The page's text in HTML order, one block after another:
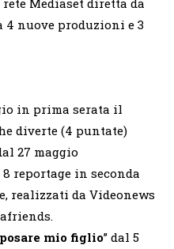
4 nuove produzioni e 3
in prima serata il
diverte (4 puntate)
27 maggio
reportage in seconda
realizzati da Videonews
mio figlio” dal 5